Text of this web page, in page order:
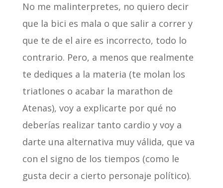
No me malinterpretes, no quiero decir
que la bici es mala o que salir a correr y
que te de el aire es incorrecto, todo lo
contrario. Pero, a menos que realmente
te dediques a la materia (te molan los
triatlones o acabar la marathon de
Atenas), voy a explicarte por qué no
deberías realizar tanto cardio y voy a
darte una alternativa muy válida, que va
con el signo de los tiempos (como le
gusta decir a cierto personaje político).